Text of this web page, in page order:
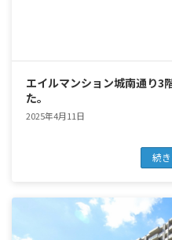
エイルマンション城南通り3
た。
2025年4月11日
続